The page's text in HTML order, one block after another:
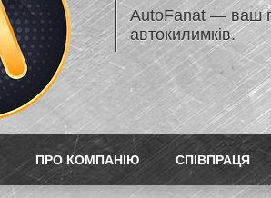
AutoFanat — ваш
автокилимків.
ПРО КОМПАНІЮ СПІВПРАЦЯ